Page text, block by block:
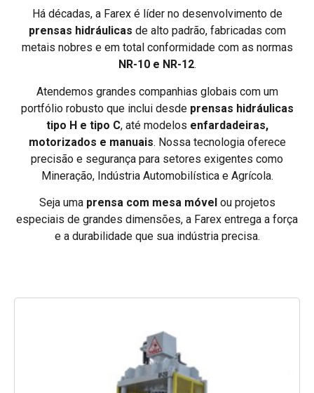
Há décadas, a Farex é líder no desenvolvimento de
prensas hidráulicas de alto padrão, fabricadas com
metais nobres e em total conformidade com as normas
NR-10 e NR-12.
Atendemos grandes companhias globais com um
portfólio robusto que inclui desde prensas hidráulicas
tipo H e tipo C, até modelos enfardadeiras,
motorizados e manuais. Nossa tecnologia oferece
precisão e segurança para setores exigentes como
Mineração, Indústria Automobilística e Agrícola.
Seja uma prensa com mesa móvel ou projetos
especiais de grandes dimensões, a Farex entrega a força
e a durabilidade que sua indústria precisa.